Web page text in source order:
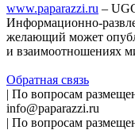
www.paparazzi.ru –
Информационно-
желающий может
и взаимоотношениях
Обратная связь
| По вопросам
info@paparazzi.ru
| По вопросам